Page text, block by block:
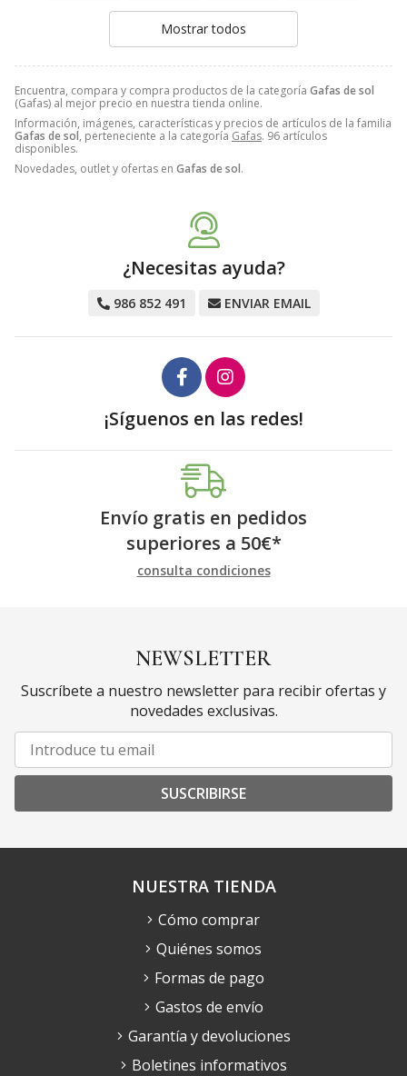
Encuentra, compara y compra productos de la categoría Gafas de sol
(Gafas) al mejor precio en nuestra tienda online.
Información, imágenes, características y precios de artículos de la familia
Gafas de sol, perteneciente a la categoría Gafas. 96 artículos
disponibles.
Novedades, outlet y ofertas en Gafas de sol.
Mostrar todos
¿Necesitas ayuda?
986 852 491 ENVIAR EMAIL
¡Síguenos en las redes!
Envío gratis en pedidos
superiores a 50€*
consulta condiciones
NEWSLETTER
Suscríbete a nuestro newsletter para recibir ofertas y
novedades exclusivas.
SUSCRIBIRSE
NUESTRA TIENDA
Cómo comprar
Quiénes somos
Formas de pago
Gastos de envío
Garantía y devoluciones
Boletines informativos